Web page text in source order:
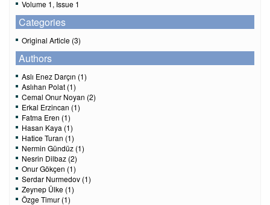
Volume 1, Issue 1
Categories
Original Article (3)
Authors
Aslı Enez Darçın (1)
Aslıhan Polat (1)
Cemal Onur Noyan (2)
Erkal Erzincan (1)
Fatma Eren (1)
Hasan Kaya (1)
Hatice Turan (1)
Nermin Gündüz (1)
Nesrin Dilbaz (2)
Onur Gökçen (1)
Serdar Nurmedov (1)
Zeynep Ülke (1)
Özge Timur (1)